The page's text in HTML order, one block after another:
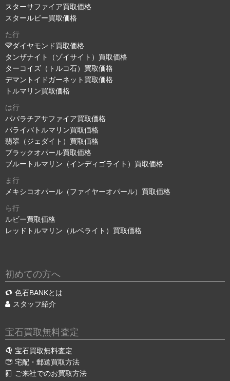
スターサファイア買取価格
スタールビー買取価格
た行
ダイヤモンド買取価格
タンザナイト（ゾイサイト）買取価格
ターコイズ（トルコ石）買取価格
デマントイドガーネット買取価格
トルマリン買取価格
は行
パパラチアサファイア買取価格
パライバトルマリン買取価格
翡翠（ジェダイト）買取価格
ブラックオパール買取価格
ブルートルマリン（インディゴライト）買取価格
ま行
メキシコオパール（ファイヤーオパール）買取価格
ら行
ルビー買取価格
レッドトルマリン（ルベライト）買取価格
初めての方へ
色石BANKとは
スタッフ紹介
宝石買取無料査定
宝石買取無料査定
宅配・郵送買取方法
ご来社でのお買取方法